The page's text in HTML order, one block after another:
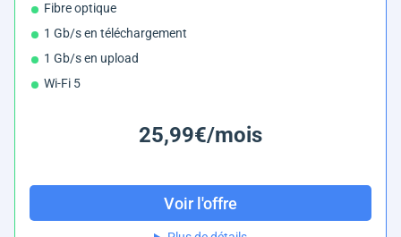
Fibre optique
1 Gb/s en téléchargement
1 Gb/s en upload
Wi-Fi 5
25,99€/mois
Voir l'offre